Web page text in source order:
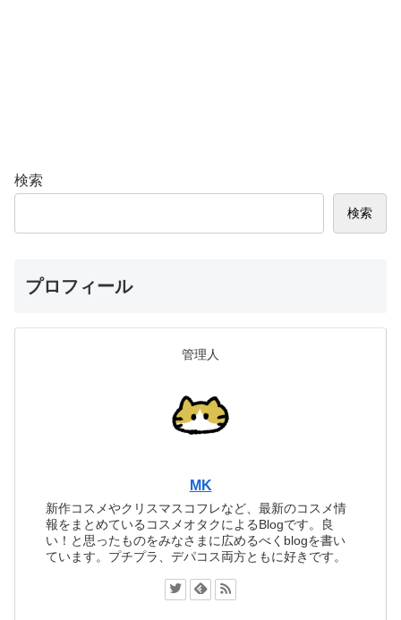
検索
検索
プロフィール
管理人
MK
新作コスメやクリスマスコフレなど、最新のコスメ情
報をまとめているコスメオタクによるBlogです。良
い！と思ったものをみなさまに広めるべくblogを書い
ています。プチプラ、デパコス両方ともに好きです。